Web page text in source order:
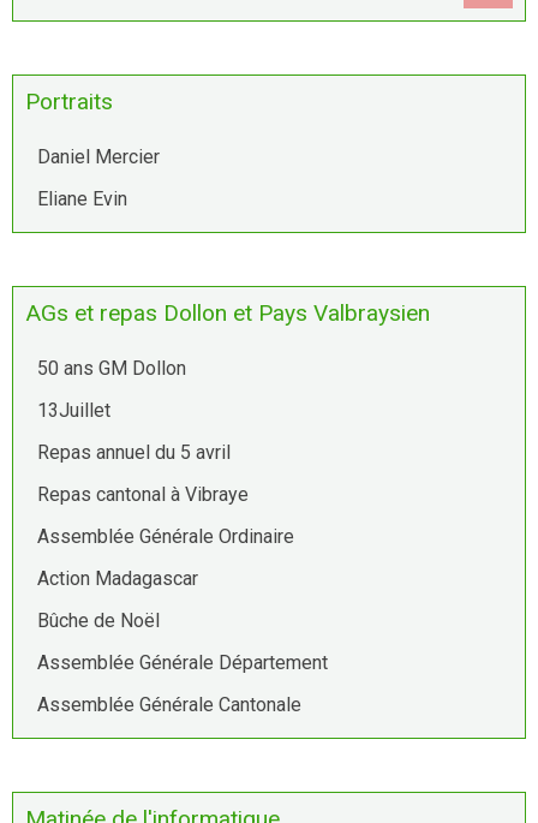
Portraits
Daniel Mercier
Eliane Evin
AGs et repas Dollon et Pays Valbraysien
50 ans GM Dollon
13Juillet
Repas annuel du 5 avril
Repas cantonal à Vibraye
Assemblée Générale Ordinaire
Action Madagascar
Bûche de Noël
Assemblée Générale Département
Assemblée Générale Cantonale